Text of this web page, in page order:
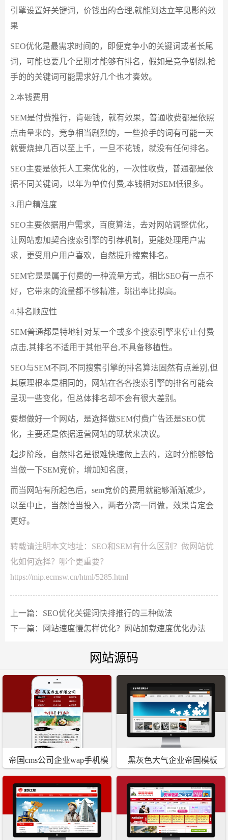
引擎设置好关键词，价钱出的合理,就能到达立竿见影的效
果
SEO优化是最需求时间的，即便竞争小的关键词或者长尾
词，可能也要几个星期才能够有排名，假如是竞争剧烈,抢
手的的关键词可能需求好几个也才奏效。
2.本钱费用
SEM是付费推行，肯砸钱，就有效果，普通收费都是依照
点击量来的，竞争相当剧烈的，一些抢手的词有可能一天
就要烧掉几百以至上千，一旦不花钱，就没有任何排名。
SEO主要是依托人工来优化的，一次性收费，普通都是依
据不同关键词，以年为单位付费,本钱相对SEM低很多。
3.用户精准度
SEO主要依据用户需求，百度算法，去对网站调整优化，
让网站愈加契合搜索引擎的引荐机制，更能处理用户需
求，更受用户用户喜欢，自然提升搜索排名。
SEM它是是属于付费的一种流量方式，相比SEO有一点不
好，它带来的流量都不够精准，跳出率比拟高。
4.排名顺应性
SEM普通都是特地针对某一个或多个搜索引擎来停止付费
点击,其排名不适用于其他平台,不具备移植性。
SEO与SEM不同,不同搜索引擎的排名算法固然有点差别,但
其原理根本是相同的，网站在各各搜索引擎的排名可能会
呈现一些变化，但总体排名却不会有很大差别。
要想做好一个网站，是选择做SEM付费广告还是SEO优
化，主要还是依据运营网站的现状来决议。
起步阶段，自然排名是很难快速做上去的，这时分能够恰
当做一下SEM竞价，增加知名度，
而当网站有所起色后，sem竞价的费用就能够渐渐减少，
以至中止，当然恰当投入，两者分离一同做，效果肯定会
更好。
转载请注明本文地址： SEO和SEM有什么区别？做网站优
化如何选择？哪个更重要？
https://mip.ecmsw.cn/html/5285.html
上一篇： SEO优化关键词快排推行的三种做法
下一篇：
网站速度慢怎样优化？网站加载速度优化办法
网站源码
帝国cms公司企业wap手机模
板红色系
黑灰色大气企业帝国模板